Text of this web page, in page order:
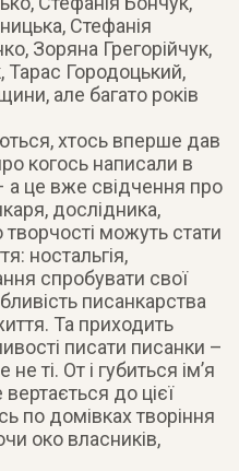
Стефанія
Зоряна Грегорійчук,
Тарас Городоцький,
але багато років
хтось вперше дав
когось написали в
а це вже свідчення про
дослідника,
можуть стати
ностальгія,
спробувати свої
писанкарства
Та приходить
писати писанки –
ті. От і губиться ім’я
до цієї
по домівках творіння
око власників,